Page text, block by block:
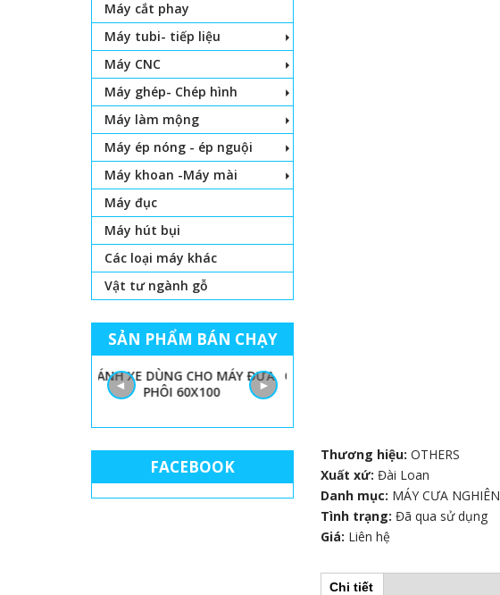
Thương hiệu:OTHERS
Xuất xứ:Đài Loan
Danh mục: MÁY CƯA
Tình trạng:Đã qua sử dụng
Giá: Liên hệ
Chi tiết(
Máy cắt phay
Máy tubi- tiếp liệu
Máy CNC
Máy ghép- Chép hình
Máy làm mộng
Máy ép nóng - ép nguội
Máy khoan -Máy mài
Máy đục
Máy hút bụi
Các loại máy khác
Vật tư ngành gỗ
SẢN PHẨM BÁN CHẠY
BÁNH XE DÙNG CHO MÁY ĐƯA
PHÔI 60X100
◄ ►
FACEBOOK